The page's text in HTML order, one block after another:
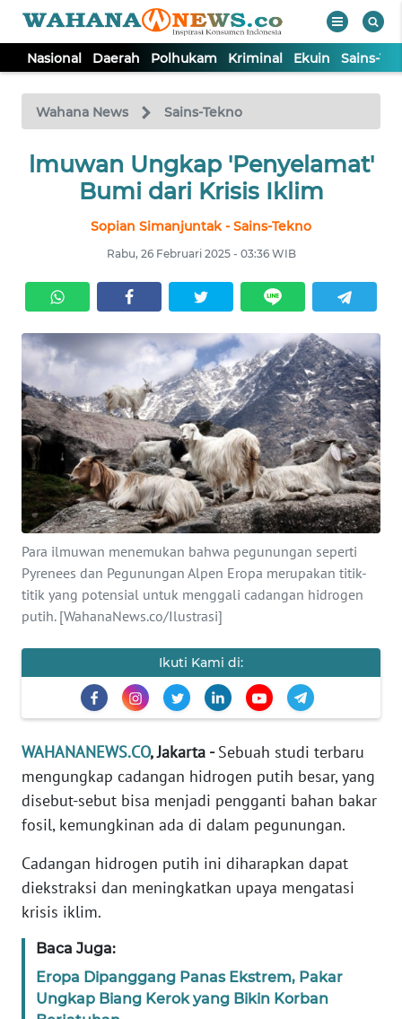
Nasional Daerah Polhukam Kriminal Ekuin Sains-
Wahana News Sains-Tekno
lmuwan Ungkap 'Penyelamat'
Bumi dari Krisis Iklim
Sopian Simanjuntak - Sains-Tekno
Rabu, 26 Februari 2025 - 03:36 WIB
Para ilmuwan menemukan bahwa pegunungan seperti
Pyrenees dan Pegunungan Alpen Eropa merupakan titik-
titik yang potensial untuk menggali cadangan hidrogen
putih. [WahanaNews.co/Ilustrasi]
Ikuti Kami di:
WAHANANEWS.CO, Jakarta -Sebuah studi terbaru
mengungkap cadangan hidrogen putih besar, yang
disebut-sebut bisa menjadi pengganti bahan bakar
fosil, kemungkinan ada di dalam pegunungan.
Cadangan hidrogen putih ini diharapkan dapat
diekstraksi dan meningkatkan upaya mengatasi
krisis iklim.
Baca Juga:
Eropa Dipanggang Panas Ekstrem, Pakar
Ungkap Biang Kerok yang Bikin Korban
TV
Tutup
NASIONAL
KRIMINAL
EKUIN
SAINS-TEKNO
KESEHATAN
INTERNASIONAL
SERBA-SERBI
PENDIDIKAN
EDITORIAL
Informasi
BERITA
KONTAK
INFO
IKLAN